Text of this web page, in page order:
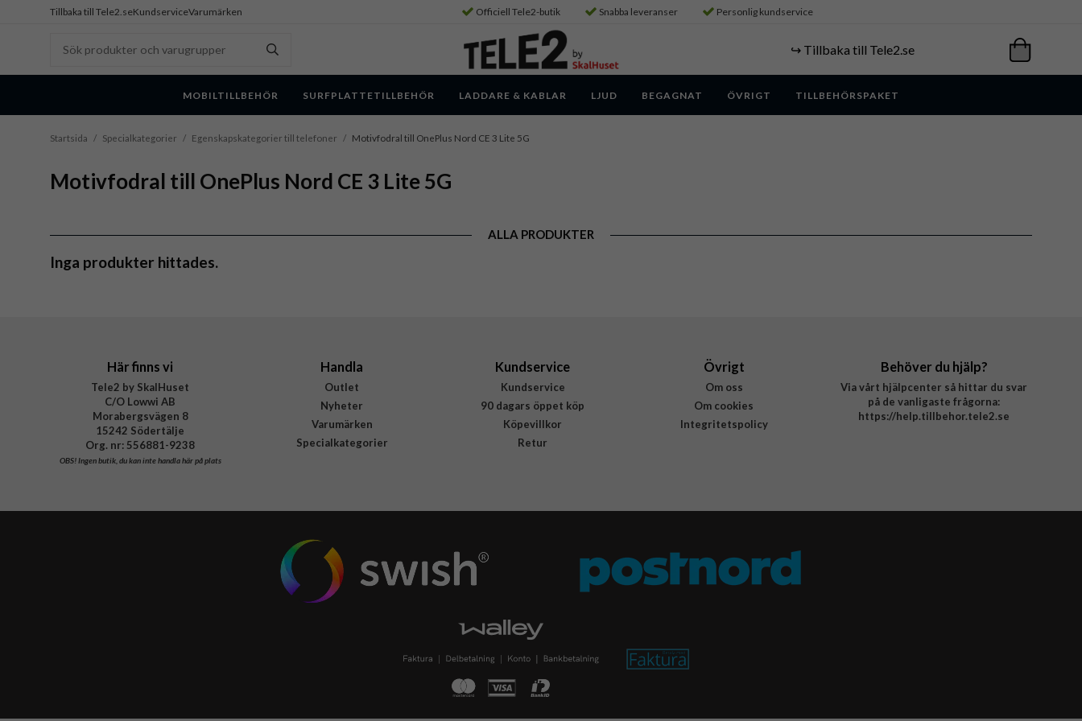
Tillbaka till Tele2.seKundserviceVarumärken Officiell Tele2-butik Snabba leveranser Personlig kundservice
↪️ Tillbaka till Tele2.se
MOBILTILLBEHÖR SURFPLATTETILLBEHÖR LADDARE & KABLAR LJUD BEGAGNAT ÖVRIGT TILLBEHÖRSPAKET
Startsida / Specialkategorier / Egenskapskategorier till telefoner / Motivfodral till OnePlus Nord CE 3 Lite 5G
Motivfodral till OnePlus Nord CE 3 Lite 5G
ALLA PRODUKTER
Inga produkter hittades.
Här finns vi
Tele2 by SkalHuset
C/O Lowwi AB
Morabergsvägen 8
15242 Södertälje
Org. nr: 556881-9238
OBS!Ingen butik, du kan inte handla här på plats
Handla
Outlet
Nyheter
Varumärken
Specialkategorier
Kundservice
Kundservice
90 dagars öppet köp
Köpevillkor
Retur
Övrigt
Om oss
Om cookies
Integritetspolicy
Behöver du hjälp?
Via vårt hjälpcenter så hittar du svar
på de vanligaste frågorna:
https://help.tillbehor.tele2.se